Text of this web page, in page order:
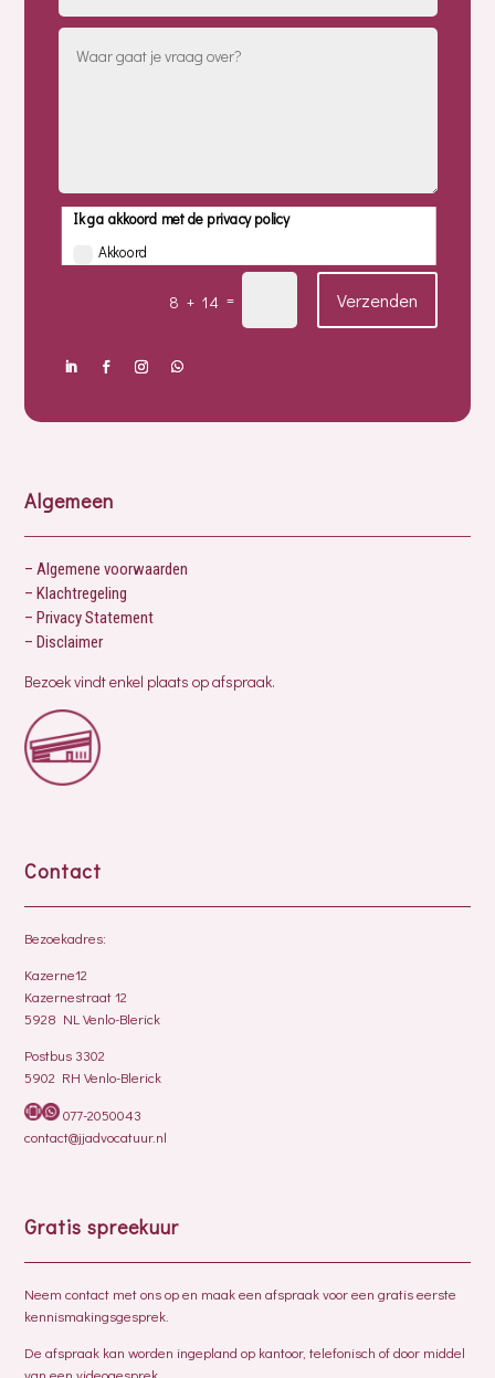
Ik ga akkoord met de privacy policy
Akkoord
8 + 14 = Verzenden
Algemeen
– Algemene voorwaarden
– Klachtregeling
– Privacy Statement
– Disclaimer
Bezoek vindt enkel plaats op afspraak.
Contact
Bezoekadres:
Kazerne12
Kazernestraat 12
5928 NL Venlo-Blerick
Postbus 3302
5902 RH Venlo-Blerick
077-2050043
contact@jjadvocatuur.nl
Gratis spreekuur
Neem contact met ons op en maak een afspraak voor een gratis eerste
kennismakingsgesprek.
De afspraak kan worden ingepland op kantoor, telefonisch of door middel
van een videogesprek.